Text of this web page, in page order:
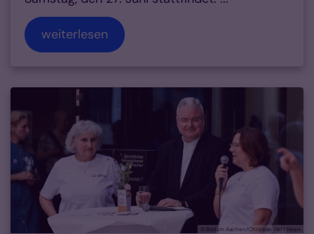
weiterlesen
© Bistum Aachen/Christian van't Hoen